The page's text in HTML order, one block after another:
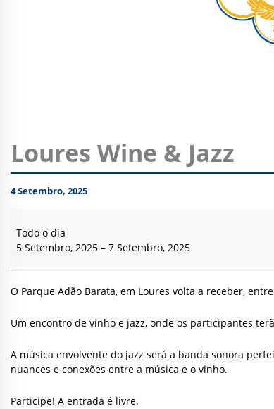
Loures Wine & Jazz
4 Setembro, 2025
Wine
Todo o dia
5 Setembro, 2025 – 7 Setembro, 2025
O Parque Adão Barata, em Loures volta a receber,
Um encontro de vinho e jazz, onde os participantes
A música envolvente do jazz será a banda sonora
nuances e conexões entre a música e o vinho.
Participe! A entrada é livre.